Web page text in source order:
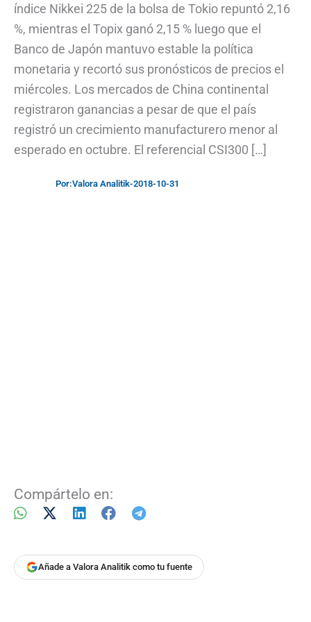
índice Nikkei 225 de la bolsa de Tokio repuntó 2,16
%, mientras el Topix ganó 2,15 % luego que el
Banco de Japón mantuvo estable la política
monetaria y recortó sus pronósticos de precios el
miércoles. Los mercados de China continental
registraron ganancias a pesar de que el país
registró un crecimiento manufacturero menor al
esperado en octubre. El referencial CSI300 […]
Por:Valora Analitik-2018-10-31
Compártelo en:
Añade a Valora Analitik como tu fuente